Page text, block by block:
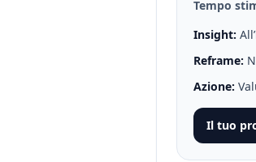
Tempo
Insight:
Reframe:
Azione:
Il tuo